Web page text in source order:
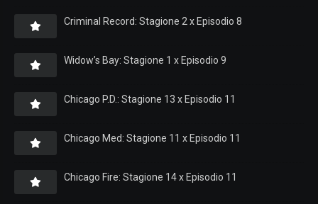
Criminal Record: Stagione 2 x Episodio 8
Widow’s Bay: Stagione 1 x Episodio 9
Chicago P.D.: Stagione 13 x Episodio 11
Chicago Med: Stagione 11 x Episodio 11
Chicago Fire: Stagione 14 x Episodio 11